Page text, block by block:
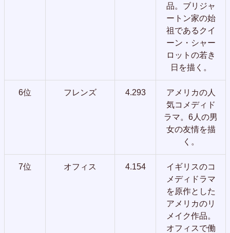
品。ブリジャ
ートン家の始
祖であるクイ
ーン・シャー
ロットの若き
日を描く。
6位 フレンズ 4.293
アメリカの人
気コメディド
ラマ。6人の男
女の友情を描
く。
7位 オフィス 4.154
イギリスのコ
メディドラマ
を原作とした
アメリカのリ
メイク作品。
オフィスで働